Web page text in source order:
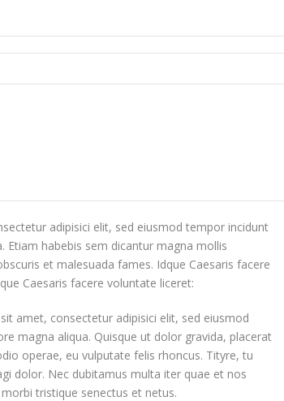
adipisici elit, sed eiusmod tempor incidunt
Etiam habebis sem dicantur magna mollis
et malesuada fames. Idque Caesaris facere
Caesaris facere voluntate liceret:
amet, consectetur adipisici elit, sed eiusmod
magna aliqua. Quisque ut dolor gravida, placerat
operae, eu vulputate felis rhoncus. Tityre, tu
dolor. Nec dubitamus multa iter quae et nos
tristique senectus et netus.